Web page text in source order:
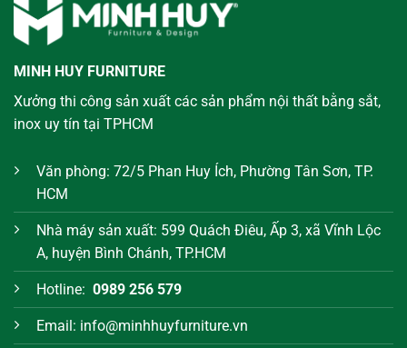
MINH HUY FURNITURE
Xưởng thi công sản xuất các sản phẩm nội thất bằng sắt,
inox uy tín tại TPHCM
Văn phòng: 72/5 Phan Huy Ích, Phường Tân Sơn, TP.
HCM
Nhà máy sản xuất: 599 Quách Điêu, Ấp 3, xã Vĩnh Lộc
A, huyện Bình Chánh, TP.HCM
Hotline: 0989 256 579
Email: info@minhhuyfurniture.vn